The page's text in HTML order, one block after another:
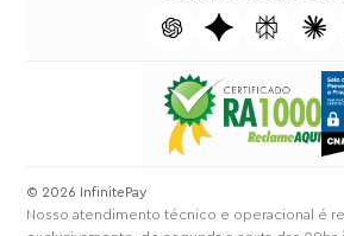
⁠© 2026 InfinitePay
Nosso atendimento técnico e operacional é